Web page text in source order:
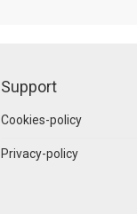
Support
Cookies-policy
Privacy-policy